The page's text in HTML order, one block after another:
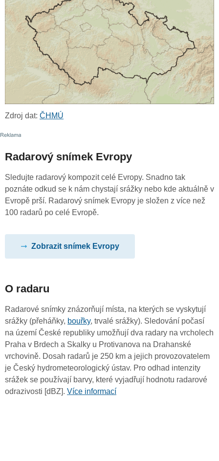
Zdroj dat: ČHMÚ
Radarový snímek Evropy
Sledujte radarový kompozit celé Evropy. Snadno tak
poznáte odkud se k nám chystají srážky nebo kde aktuálně v
Evropě prší. Radarový snímek Evropy je složen z více než
100 radarů po celé Evropě.
Zobrazit snímek Evropy
O radaru
Radarové snímky znázorňují místa, na kterých se vyskytují
srážky (přeháňky, bouřky, trvalé srážky). Sledování počasí
na území České republiky umožňují dva radary na vrcholech
Praha v Brdech a Skalky u Protivanova na Drahanské
vrchovině. Dosah radarů je 250 km a jejich provozovatelem
je Český hydrometeorologický ústav. Pro odhad intenzity
srážek se používají barvy, které vyjadřují hodnotu radarové
odrazivosti [dBZ]. Více informací